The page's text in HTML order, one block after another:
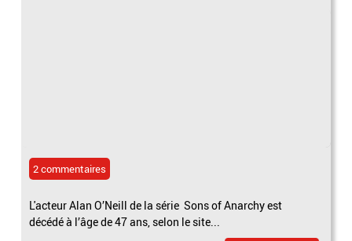
2 commentaires
L'acteur Alan O’Neill de la série Sons of Anarchy est
décédé à l’âge de 47 ans, selon le site...